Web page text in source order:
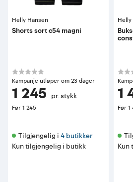
Helly Hansen
Shorts sort c54 magni
Kampanje utløper om 23 dager
1 245 pr. stykk
Før1 245
Tilgjengelig i 4 butikker
Kun tilgjengelig i butikk
Helly
1
Før1
Kun